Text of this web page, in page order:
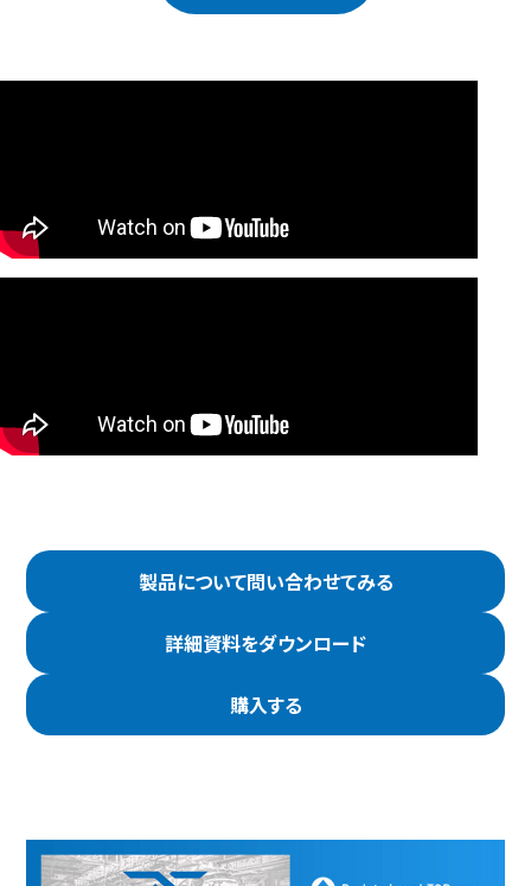
製品について問い合わせてみる
詳細資料をダウンロード
購入する